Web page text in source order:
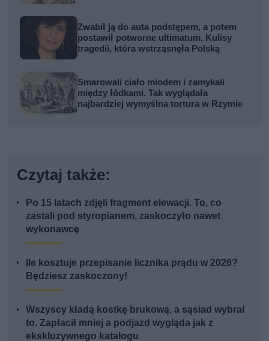
Zwabił ją do auta podstępem, a potem
postawił potworne ultimatum. Kulisy
tragedii, która wstrząsnęła Polską
Smarowali ciało miodem i zamykali
między łódkami. Tak wyglądała
najbardziej wymyślna tortura w Rzymie
Czytaj także:
Po 15 latach zdjęli fragment elewacji. To, co
zastali pod styropianem, zaskoczyło nawet
wykonawcę
Ile kosztuje przepisanie licznika prądu w 2026?
Będziesz zaskoczony!
Wszyscy kładą kostkę brukową, a sąsiad wybrał
to. Zapłacił mniej a podjazd wygląda jak z
ekskluzywnego katalogu